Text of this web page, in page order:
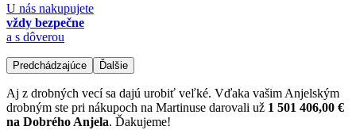
U nás nakupujete
vždy bezpečne
a s dôverou
Predchádzajúce Ďalšie
Aj z drobných vecí sa dajú urobiť veľké. Vďaka vašim Anjelským
drobným ste pri nákupoch na Martinuse darovali už 1 501 406,00 €
na Dobrého Anjela. Ďakujeme!